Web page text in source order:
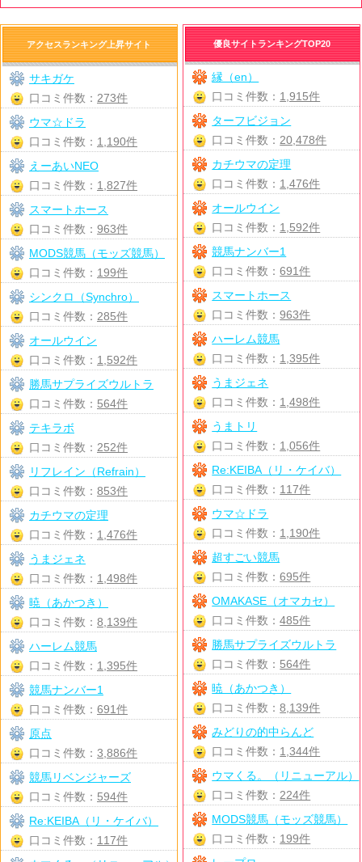
優良サイトランキングTOP20
縁（en）
口コミ件数： 1,915件
ターフビジョン
口コミ件数： 20,478件
カチウマの定理
口コミ件数： 1,476件
オールウイン
口コミ件数： 1,592件
競馬ナンバー1
口コミ件数：691件
スマートホース
口コミ件数：963件
ハーレム競馬
口コミ件数： 1,395件
うまジェネ
口コミ件数： 1,498件
うまトリ
口コミ件数： 1,056件
Re:KEIBA（リ・ケイバ）
口コミ件数： 117件
ウマ☆ドラ
口コミ件数： 1,190件
超すごい競馬
口コミ件数：695件
OMAKASE（オマカセ）
口コミ件数：485件
勝馬サプライズウルトラ
口コミ件数： 564件
暁（あかつき）
口コミ件数：8,139件
みどりの的中らんど
口コミ件数： 1,344件
ウマくる。（リニューアル）
口コミ件数： 224件
MODS競馬（モッズ競馬）
口コミ件数： 199件
アクセスランキング上昇サイト
サキガケ
口コミ件数： 273件
ウマ☆ドラ
口コミ件数： 1,190件
えーあいNEO
口コミ件数： 1,827件
スマートホース
口コミ件数： 963件
MODS競馬（モッズ競馬）
口コミ件数： 199件
シンクロ（Synchro）
口コミ件数： 285件
オールウイン
口コミ件数： 1,592件
勝馬サプライズウルトラ
口コミ件数： 564件
テキラボ
口コミ件数： 252件
リフレイン（Refrain）
口コミ件数： 853件
カチウマの定理
口コミ件数： 1,476件
うまジェネ
口コミ件数： 1,498件
暁（あかつき）
口コミ件数： 8,139件
ハーレム競馬
口コミ件数： 1,395件
競馬ナンバー1
口コミ件数： 691件
原点
口コミ件数： 3,886件
競馬リベンジャーズ
口コミ件数： 594件
Re:KEIBA（リ・ケイバ）
口コミ件数： 117件